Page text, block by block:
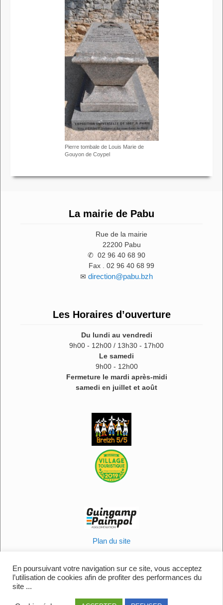
Pierre tombale de Louis Marie de
Gouyon de Coypel
La mairie de Pabu
Rue de la mairie
22200 Pabu
✆ 02 96 40 68 90
Fax . 02 96 40 68 99
✉ direction@pabu.bzh
Les Horaires d’ouverture
Du lundi au vendredi
9h00 - 12h00 / 13h30 - 17h00
Le samedi
9h00 - 12h00
Fermeture le mardi après-midi
samedi en juillet et août
Plan du site
Politique en matière de cookies
Contactez-nous
En poursuivant votre navigation sur ce site, vous acceptez
l’utilisation de cookies afin de profiter des performances du
site ...